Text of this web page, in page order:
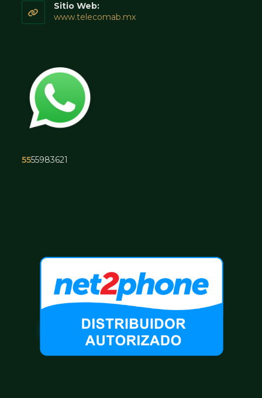
Sitio Web:
www.telecomab.mx
5555983621